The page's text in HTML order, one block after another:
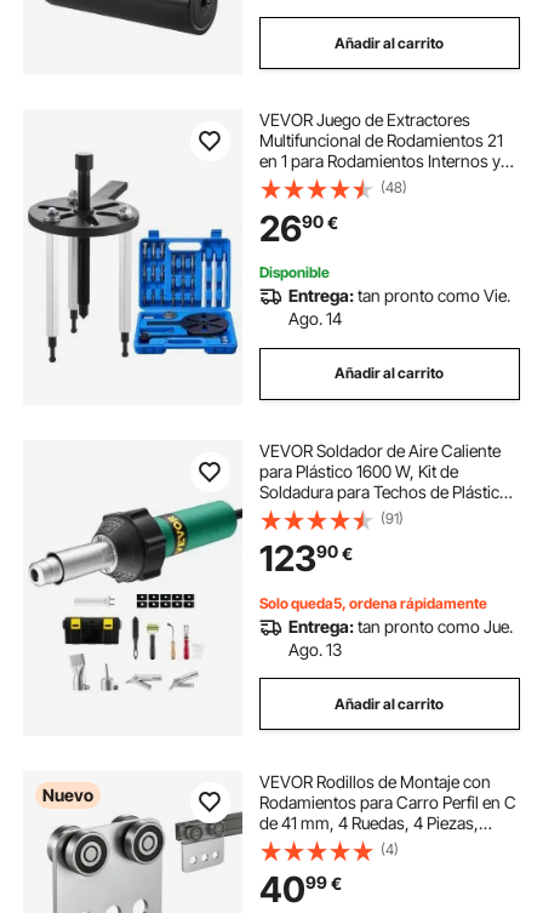
Añadir al carrito
VEVOR Juego de Extractores
Multifuncional de Rodamientos 21
en 1 para Rodamientos Internos y
Externos, Fácil de Usar, 3
Mordazas, con Estuche Portátil
Resistente, 270 x 215 x 60 mm, Azul
y Negro
(48)
2690€
Disponible
Entrega:tan pronto como Vie.
Ago. 14
Añadir al carrito
VEVOR Soldador de Aire Caliente
para Plástico 1600 W, Kit de
Soldadura para Techos de Plástico
con 11 Accesorios: Caja de
Herramientas, Boquilla, Rodillo,
Cuchillas para PP/PE/PVC, 330 x 95
x 56 mm
(91)
12390€
Solo queda5, ordena rápidamente
Entrega:tan pronto como Jue.
Ago. 13
Añadir al carrito
Nuevo
VEVOR Rodillos de Montaje con
Rodamientos para Carro Perfil en C
de 41 mm, 4 Ruedas, 4 Piezas,
Soporte Deslizante de Acero para
Canal, Capacidad de 499 kg, para
Polipasto, Taller, Garaje y Almacén
(4)
4099€